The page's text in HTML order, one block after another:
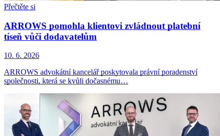
Přečtěte si
ARROWS pomohla klientovi zvládnout platební
tíseň vůči dodavatelům
10. 6. 2026
ARROWS advokátní kancelář poskytovala právní poradenství
společnosti, která se kvůli dočasnému…